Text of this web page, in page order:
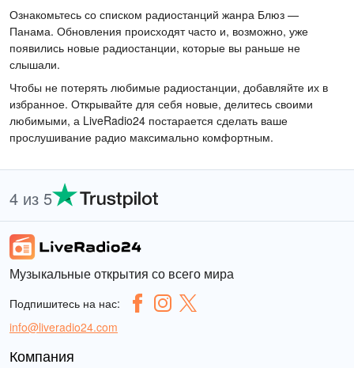
Ознакомьтесь со списком радиостанций жанра Блюз —
Панама. Обновления происходят часто и, возможно, уже
появились новые радиостанции, которые вы раньше не
слышали.
Чтобы не потерять любимые радиостанции, добавляйте их в
избранное. Открывайте для себя новые, делитесь своими
любимыми, а LiveRadio24 постарается сделать ваше
прослушивание радио максимально комфортным.
4 из 5
Музыкальные открытия со всего мира
Подпишитесь на нас:
info@liveradio24.com
Компания